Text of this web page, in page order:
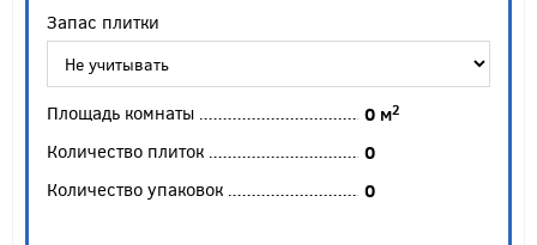
Запас плитки
Площадь комнаты 0 м2
Количество плиток
0
Количество упаковок
0